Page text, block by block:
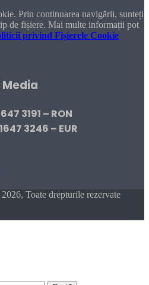
Prin continuarea navigării, sunteți
de fișiere. Mai multe informații pot
privind Fișierele Cookie
3191 – RON
3246 – EUR
Toate drepturile rezervate